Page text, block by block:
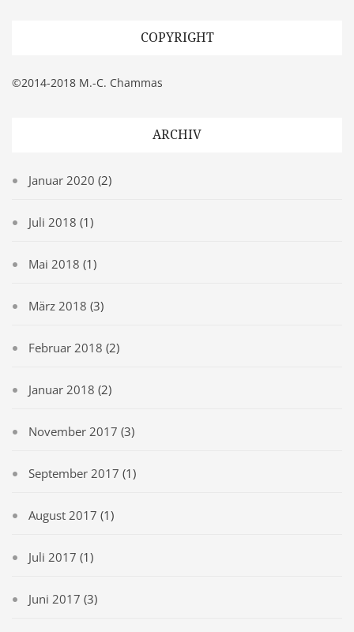
COPYRIGHT
©2014-2018 M.-C. Chammas
ARCHIV
Januar 2020 (2)
Juli 2018 (1)
Mai 2018 (1)
März 2018 (3)
Februar 2018 (2)
Januar 2018 (2)
November 2017 (3)
September 2017 (1)
August 2017 (1)
Juli 2017 (1)
Juni 2017 (3)